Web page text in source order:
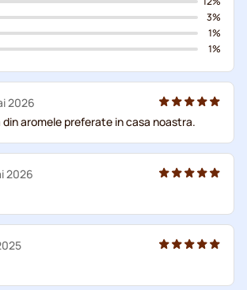
3%
1%
1%
2026
din aromele preferate in casa noastra.
2026